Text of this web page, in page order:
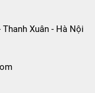
Xuân - Hà Nội